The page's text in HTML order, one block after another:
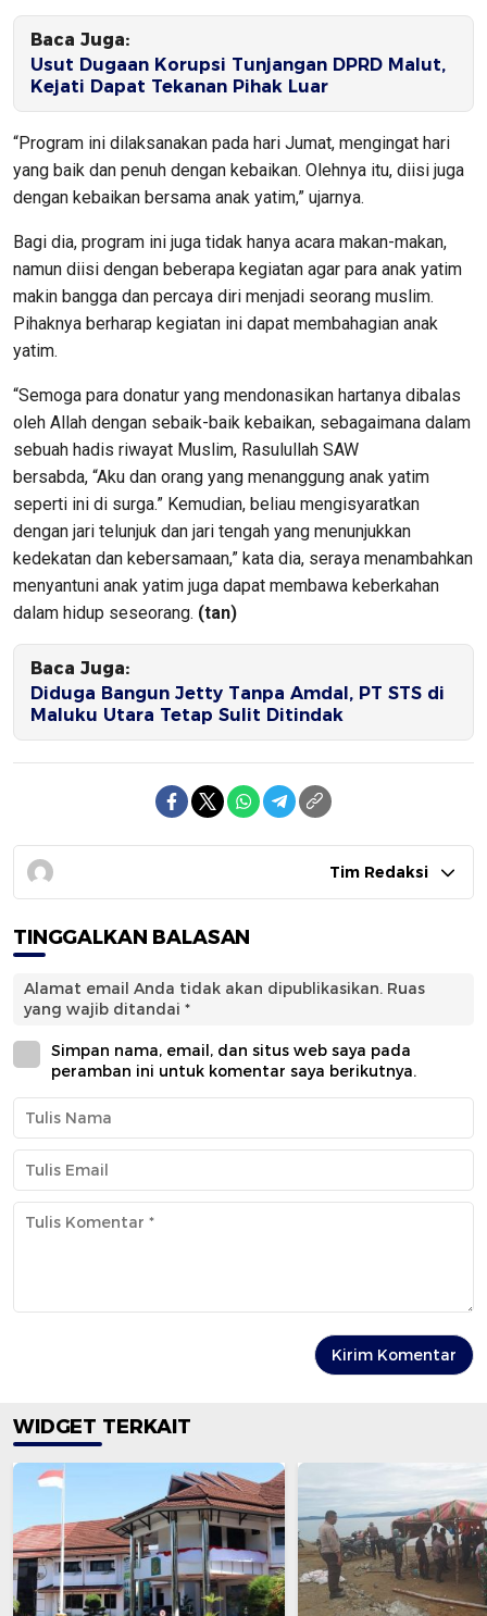
Baca Juga:
Usut Dugaan Korupsi Tunjangan DPRD Malut,
Kejati Dapat Tekanan Pihak Luar
“Program ini dilaksanakan pada hari Jumat, mengingat hari
yang baik dan penuh dengan kebaikan. Olehnya itu, diisi juga
dengan kebaikan bersama anak yatim,” ujarnya.
Bagi dia, program ini juga tidak hanya acara makan-makan,
namun diisi dengan beberapa kegiatan agar para anak yatim
makin bangga dan percaya diri menjadi seorang muslim.
Pihaknya berharap kegiatan ini dapat membahagian anak
yatim.
“Semoga para donatur yang mendonasikan hartanya dibalas
oleh Allah dengan sebaik-baik kebaikan, sebagaimana dalam
sebuah hadis riwayat Muslim, Rasulullah SAW
bersabda, “Aku dan orang yang menanggung anak yatim
seperti ini di surga.” Kemudian, beliau mengisyaratkan
dengan jari telunjuk dan jari tengah yang menunjukkan
kedekatan dan kebersamaan,” kata dia, seraya menambahkan
menyantuni anak yatim juga dapat membawa keberkahan
dalam hidup seseorang. (tan)
Baca Juga:
Diduga Bangun Jetty Tanpa Amdal, PT STS di
Maluku Utara Tetap Sulit Ditindak
Tim Redaksi
TINGGALKAN BALASAN
Alamat email Anda tidak akan dipublikasikan. Ruas
yang wajib ditandai *
Simpan nama, email, dan situs web saya pada
peramban ini untuk komentar saya berikutnya.
WIDGET TERKAIT